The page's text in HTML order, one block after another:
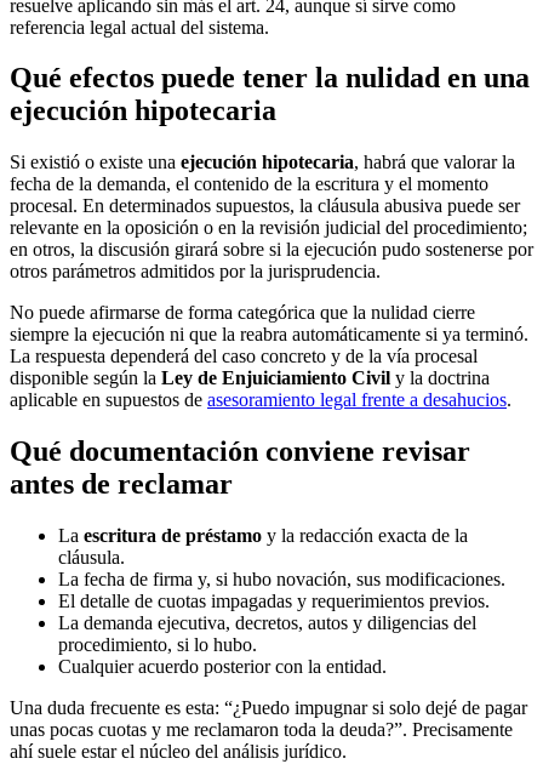
resuelve aplicando sin más el art. 24, aunque sí sirve como
referencia legal actual del sistema.
Qué efectos puede tener la nulidad en una
ejecución hipotecaria
Si existió o existe una ejecución hipotecaria, habrá que valorar la
fecha de la demanda, el contenido de la escritura y el momento
procesal. En determinados supuestos, la cláusula abusiva puede ser
relevante en la oposición o en la revisión judicial del procedimiento;
en otros, la discusión girará sobre si la ejecución pudo sostenerse por
otros parámetros admitidos por la jurisprudencia.
No puede afirmarse de forma categórica que la nulidad cierre
siempre la ejecución ni que la reabra automáticamente si ya terminó.
La respuesta dependerá del caso concreto y de la vía procesal
disponible según la Ley de Enjuiciamiento Civil y la doctrina
aplicable en supuestos de asesoramiento legal frente a desahucios.
Qué documentación conviene revisar
antes de reclamar
La escritura de préstamo y la redacción exacta de la
cláusula.
La fecha de firma y, si hubo novación, sus modificaciones.
El detalle de cuotas impagadas y requerimientos previos.
La demanda ejecutiva, decretos, autos y diligencias del
procedimiento, si lo hubo.
Cualquier acuerdo posterior con la entidad.
Una duda frecuente es esta: “¿Puedo impugnar si solo dejé de pagar
unas pocas cuotas y me reclamaron toda la deuda?”. Precisamente
ahí suele estar el núcleo del análisis jurídico.